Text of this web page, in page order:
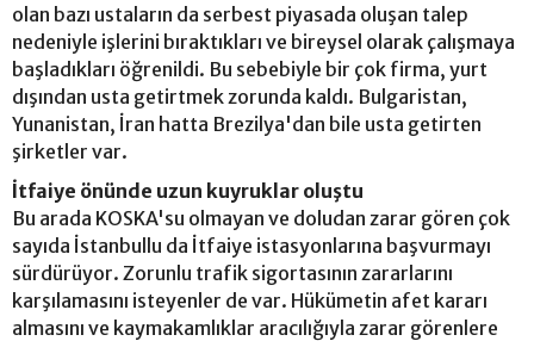
olan bazı ustaların da serbest piyasada oluşan talep
nedeniyle işlerini bıraktıkları ve bireysel olarak çalışmaya
başladıkları öğrenildi. Bu sebebiyle bir çok firma, yurt
dışından usta getirtmek zorunda kaldı. Bulgaristan,
Yunanistan, İran hatta Brezilya'dan bile usta getirten
şirketler var.
İtfaiye önünde uzun kuyruklar oluştu
Bu arada KOSKA'su olmayan ve doludan zarar gören çok
sayıda İstanbullu da İtfaiye istasyonlarına başvurmayı
sürdürüyor. Zorunlu trafik sigortasının zararlarını
karşılamasını isteyenler de var. Hükümetin afet kararı
almasını ve kaymakamlıklar aracılığıyla zarar görenlere